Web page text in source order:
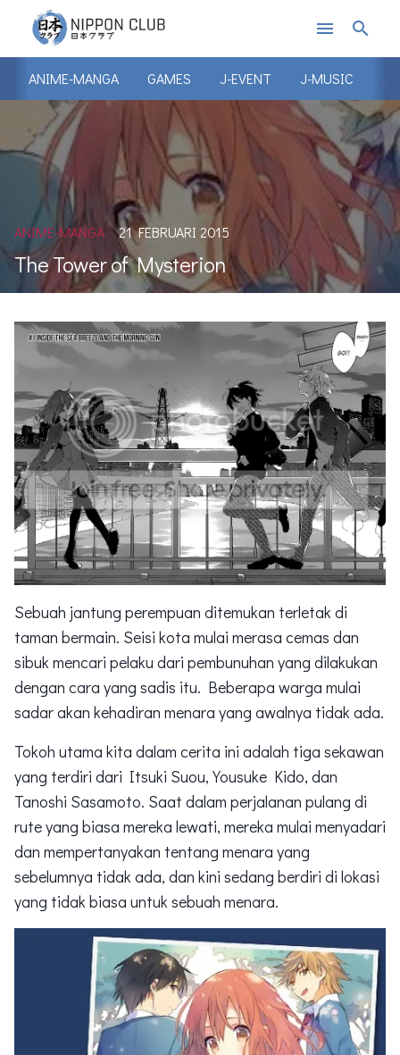
menu search
ANIME-MANGA GAMES J-EVENT J-MUSIC J-
ANIME-MANGA 21 FEBRUARI 2015
The Tower of Mysterion
Sebuah jantung perempuan ditemukan terletak di
taman bermain. Seisi kota mulai merasa cemas dan
sibuk mencari pelaku dari pembunuhan yang dilakukan
dengan cara yang sadis itu. Beberapa warga mulai
sadar akan kehadiran menara yang awalnya tidak ada.
Tokoh utama kita dalam cerita ini adalah tiga sekawan
yang terdiri dari Itsuki Suou, Yousuke Kido, dan
Tanoshi Sasamoto. Saat dalam perjalanan pulang di
rute yang biasa mereka lewati, mereka mulai menyadari
dan mempertanyakan tentang menara yang
sebelumnya tidak ada, dan kini sedang berdiri di lokasi
yang tidak biasa untuk sebuah menara.